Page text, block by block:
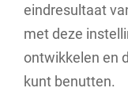
eindresultaat
met deze
ontwikkelen en
kunt benutten.